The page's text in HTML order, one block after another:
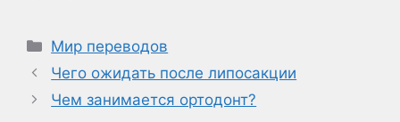
Рубрики
Мир переводов
Чего ожидать после липосакции
Чем занимается ортодонт?